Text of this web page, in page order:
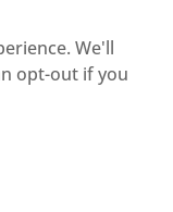
We'll
opt-out if you